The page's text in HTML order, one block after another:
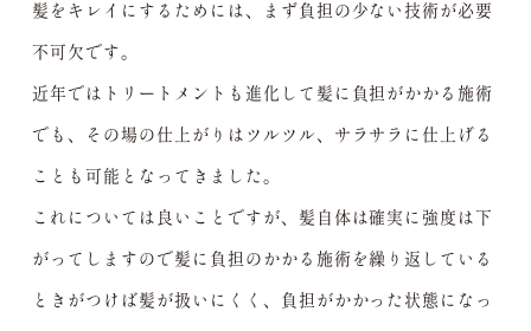
髪をキレイにするためには、まず負担の少ない技術が必要
不可欠です。
近年ではトリートメントも進化して髪に負担がかかる施術
でも、その場の仕上がりはツルツル、サラサラに仕上げる
ことも可能となってきました。
これについては良いことですが、髪自体は確実に強度は下
がってしますので髪に負担のかかる施術を繰り返している
ときがつけば髪が扱いにくく、負担がかかった状態になっ